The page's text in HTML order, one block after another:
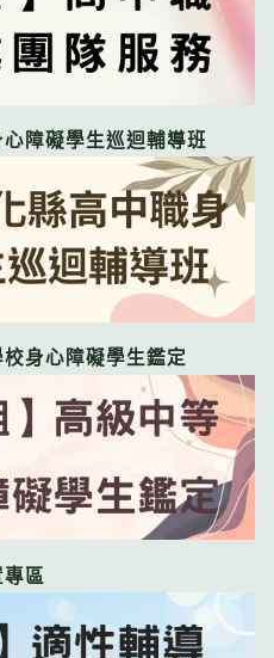
心障礙學生巡迴輔導班
校身心障礙學生鑑定
專區